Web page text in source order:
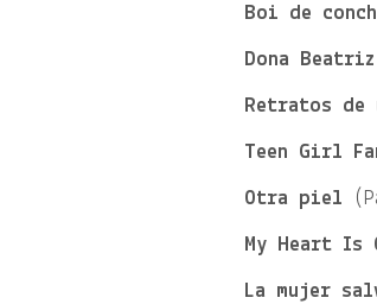
Boi de
Dona
Retratos de
Teen Girl
Otra piel
My Heart Is
La mujer